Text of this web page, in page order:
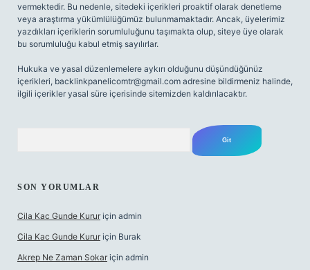
vermektedir. Bu nedenle, sitedeki içerikleri proaktif olarak denetleme
veya araştırma yükümlülüğümüz bulunmamaktadır. Ancak, üyelerimiz
yazdıkları içeriklerin sorumluluğunu taşımakta olup, siteye üye olarak
bu sorumluluğu kabul etmiş sayılırlar.
Hukuka ve yasal düzenlemelere aykırı olduğunu düşündüğünüz
içerikleri, backlinkpanelicomtr@gmail.com adresine bildirmeniz halinde,
ilgili içerikler yasal süre içerisinde sitemizden kaldırılacaktır.
SON YORUMLAR
Cila Kac Gunde Kurur için admin
Cila Kac Gunde Kurur için Burak
Akrep Ne Zaman Sokar için admin